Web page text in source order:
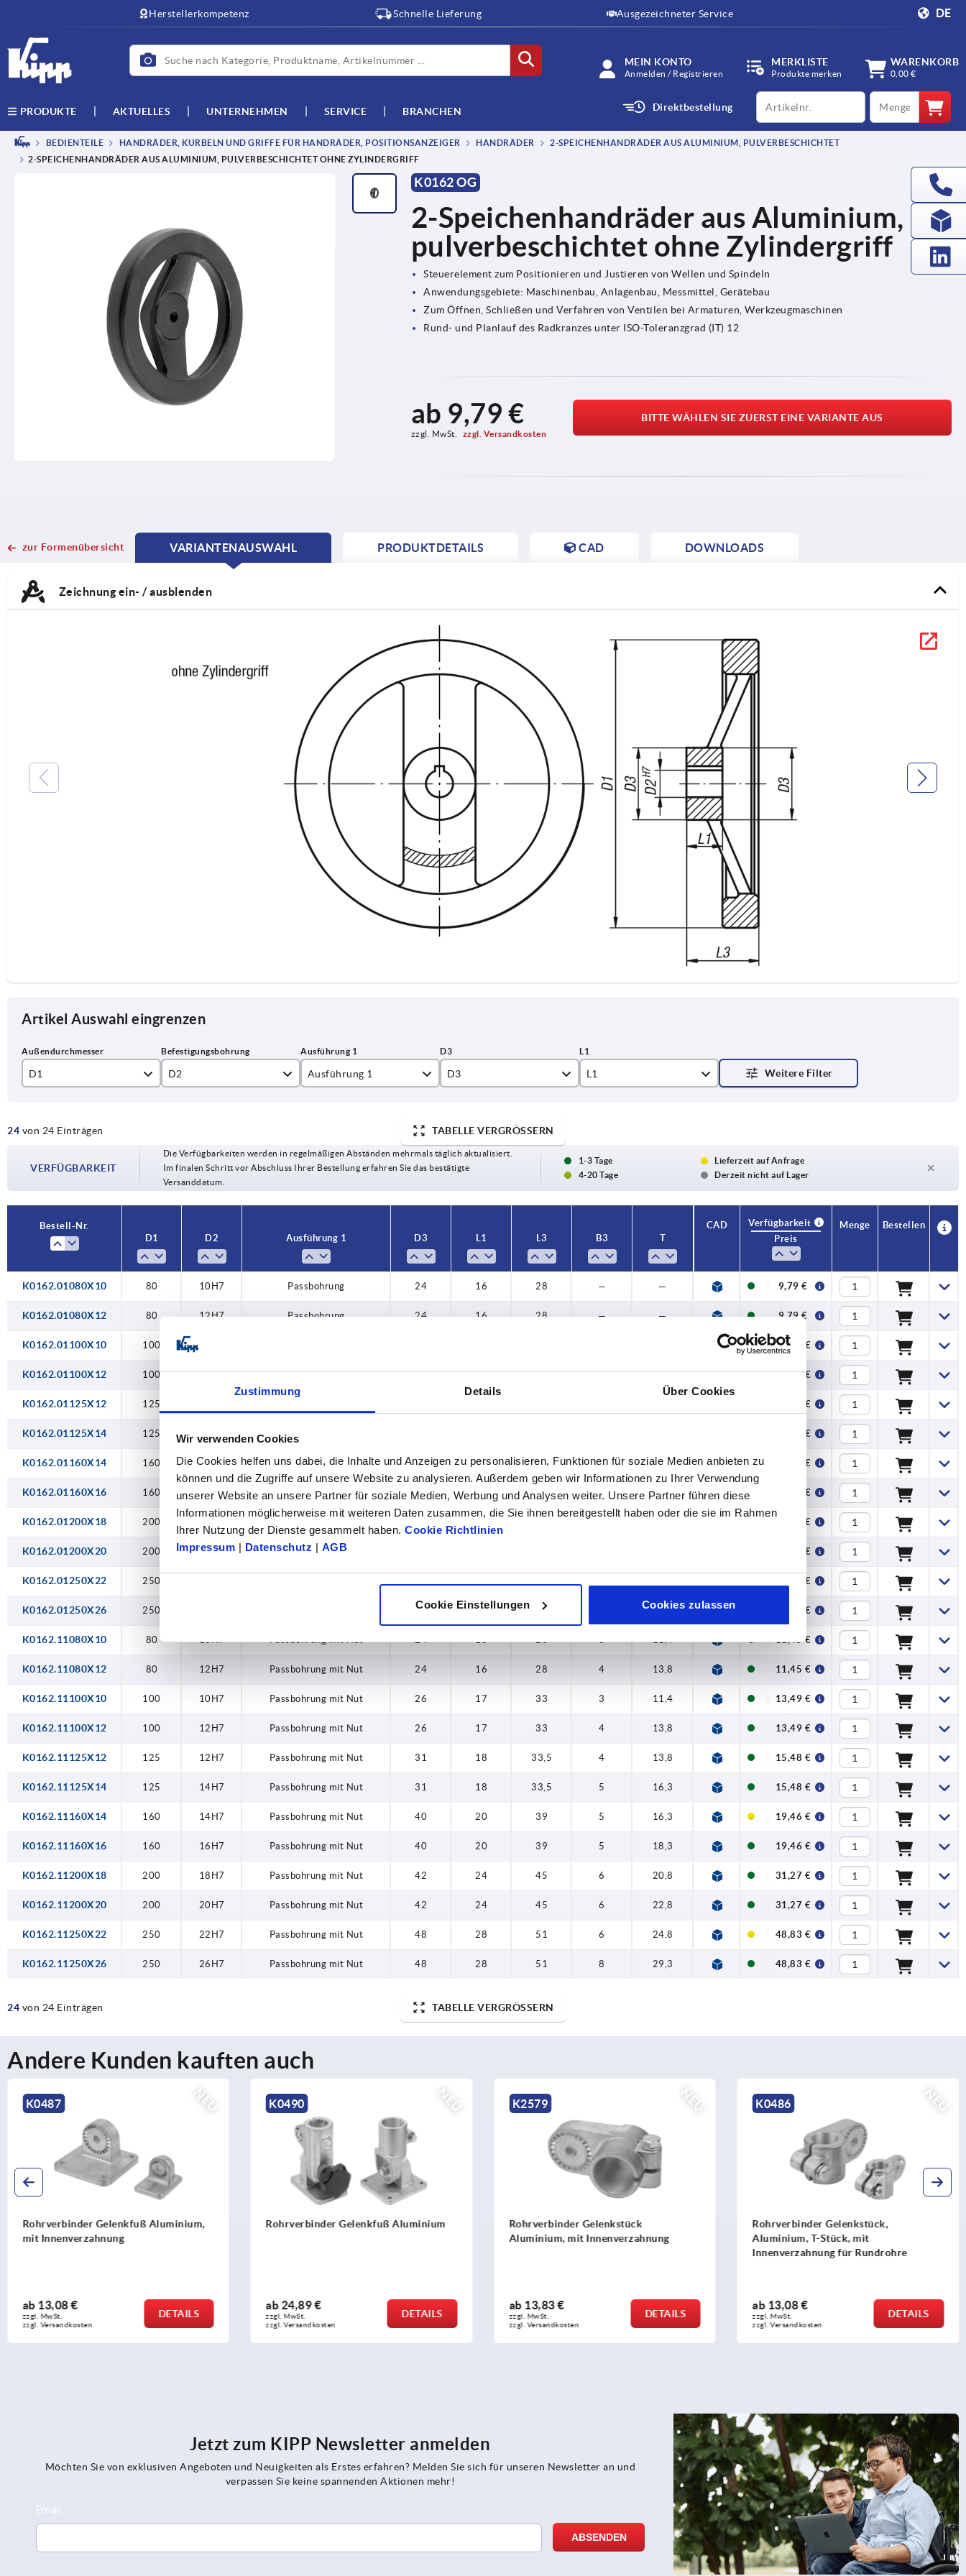
Zustimmung Details Über Cookies
Wir verwenden Cookies
Die Cookies helfen uns dabei, die Inhalte und Anzeigen zu personalisieren, Funktionen für soziale Medien anbieten zu
können und die Zugriffe auf unsere Website zu analysieren. Außerdem geben wir Informationen zu Ihrer Verwendung
unserer Website an unsere Partner für soziale Medien, Werbung und Analysen weiter. Unsere Partner führen diese
Informationen möglicherweise mit weiteren Daten zusammen, die Sie ihnen bereitgestellt haben oder die sie im Rahmen
Ihrer Nutzung der Dienste gesammelt haben. Cookie Richtlinien
Impressum | Datenschutz | AGB
Cookie Einstellungen Cookies zulassen
Herstellerkompetenz Schnelle Lieferung Ausgezeichneter Service DE
MEIN KONTO
Anmelden / Registrieren
MERKLISTE
Produkte merken
WARENKORB
0,00 €
PRODUKTE AKTUELLES UNTERNEHMEN SERVICE BRANCHEN Direktbestellung
productCode qty
BEDIENTEILE HANDRÄDER, KURBELN UND GRIFFE FÜR HANDRÄDER, POSITIONSANZEIGER HANDRÄDER
2-SPEICHENHANDRÄDER AUS ALUMINIUM, PULVERBESCHICHTET
2-SPEICHENHANDRÄDER AUS ALUMINIUM, PULVERBESCHICHTET OHNE ZYLINDERGRIFF
K0162 OG
2-Speichenhandräder aus Aluminium,
pulverbeschichtet ohne Zylindergriff
Steuerelement zum Positionieren und Justieren von Wellen und Spindeln
Anwendungsgebiete: Maschinenbau, Anlagenbau, Messmittel, Gerätebau
Zum Öffnen, Schließen und Verfahren von Ventilen bei Armaturen, Werkzeugmaschinen
Rund- und Planlauf des Radkranzes unter ISO-Toleranzgrad (IT) 12
ab 9,79 €
zzgl. MwSt. zzgl. Versandkosten
BITTE WÄHLEN SIE ZUERST EINE VARIANTE AUS
zur Formenübersicht
VARIANTENAUSWAHL
CURRENT
CURRENT
PRODUKTDETAILS CAD DOWNLOADS
Zeichnung ein- / ausblenden
Artikel Auswahl eingrenzen
D1
100
160
D2
14H7
16H7
22H7
Ausführung 1 D3
26
31
40
L1
18
20
28
24 von 24 Einträgen TABELLE VERGRÖSSERN
VERFÜGBARKEIT
Die Verfügbarkeiten werden in regelmäßigen Abständen mehrmals täglich aktualisiert.
Im finalen Schritt vor Abschluss Ihrer Bestellung erfahren Sie das bestätigte
Versanddatum.
1-3 Tage
Lieferzeit auf Anfrage
4-20 Tage
Derzeit nicht auf Lager
Bestell-Nr.
D1
D2 Ausführung 1 D3 L1 L3 B3 T
CAD
Verfügbarkeit
Preis
Menge Bestellen
K0162.01080X10 80 10H7 Passbohrung 24 16 28 — — 9,79 €
K0162.01080X12 80 12H7 Passbohrung 24 16 28 — — 9,79 €
K0162.01100X10 100 11,83 €
K0162.01100X12 100 12H7 Passbohrung 26 17 33 — — 11,83 €
K0162.01125X12 125 13,73 €
K0162.01125X14 125 13,73 €
K0162.01160X14 160 14H7 Passbohrung 40 20 39 — — 17,61 €
K0162.01160X16 160 16H7 Passbohrung 40 20 39 — — 17,61 €
K0162.01200X18 200 29,20 €
K0162.01200X20 200 20H7 Passbohrung 29,20 €
K0162.01250X22 250 46,19 €
K0162.01250X26 250 48 28 51 — 46,19 €
K0162.11080X10 80 10H7 Passbohrung mit Nut 24 16 28 3 11,4 11,45 €
K0162.11080X12 80 12H7 Passbohrung mit Nut 24 16 28 4 13,8 11,45 €
K0162.11100X10 100 10H7 Passbohrung mit Nut 26 17 33 3 11,4 13,49 €
K0162.11100X12 100 12H7 Passbohrung mit Nut 26 17 33 4 13,8 13,49 €
K0162.11125X12 125 12H7 Passbohrung mit Nut 31 18 33,5 4 13,8 15,48 €
K0162.11125X14 125 14H7 Passbohrung mit Nut 31 18 33,5 5 16,3 15,48 €
K0162.11160X14 160 14H7 Passbohrung mit Nut 40 20 39 5 16,3 19,46 €
K0162.11160X16 160 16H7 Passbohrung mit Nut 40 20 39 5 18,3 19,46 €
K0162.11200X18 200 18H7 Passbohrung mit Nut 42 24 45 6 20,8 31,27 €
K0162.11200X20 200 20H7 Passbohrung mit Nut 42 24 45 6 22,8 31,27 €
K0162.11250X22 250 22H7 Passbohrung mit Nut 48 28 51 6 24,8 48,83 €
K0162.11250X26 250 26H7 Passbohrung mit Nut 48 28 51 8 29,3 48,83 €
24 von 24 Einträgen TABELLE VERGRÖSSERN
Andere Kunden kauften auch
NEU
K0490
Rohrverbinder Gelenkfuß Aluminium
ab 24,89 €
zzgl. MwSt.
zzgl. Versandkosten
DETAILS
NEU
K2579
Rohrverbinder Gelenkstück
ab 13,83 €
zzgl. MwSt.
zzgl. Versandkosten
DETAILS
NEU
K0486
Rohrverbinder Gelenkstück,
Aluminium, T-Stück, mit
ab 13,08 €
zzgl. MwSt.
zzgl. Versandkosten
DETAILS
NEU
K2578
Rohrverbinder Gelenk Aluminium
ab 30,44 €
zzgl. MwSt.
zzgl. Versandkosten
DETAILS
Jetzt zum KIPP Newsletter anmelden
Möchten Sie von exklusiven Angeboten und Neuigkeiten als Erstes erfahren? Melden Sie sich für unseren Newsletter an und
verpassen Sie keine spannenden Aktionen mehr!